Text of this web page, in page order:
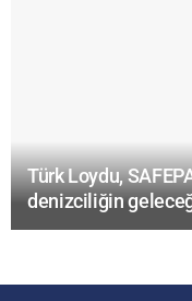
Türk Loydu,
denizciliğin